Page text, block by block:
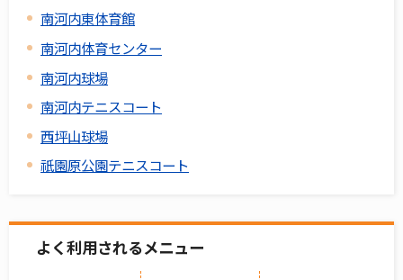
南河内東体育館
南河内体育センター
南河内球場
南河内テニスコート
西坪山球場
祇園原公園テニスコート
よく利用されるメニュー